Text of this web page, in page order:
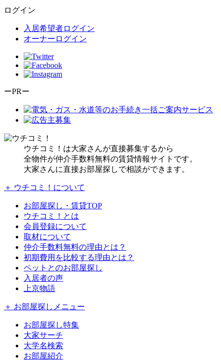
ログイン
入居希望者ログイン
オーナーログイン
ーPRー
ウチコミ！は大家さんが直接募集するから
全物件が仲介手数料無料の賃貸情報サイトです。
大家さんに直接お部屋探しで相談ができます。
＋ ウチコミ！について
お部屋探し・賃貸TOP
ウチコミ！とは
会員登録について
取材について
仲介手数料無料の理由とは？
初期費用を比較する理由とは？
ペットとのお部屋探し
入居者の声
上京物語
＋ お部屋探しメニュー
お部屋探し特集
大家サーチ
大学名検索
お部屋紹介